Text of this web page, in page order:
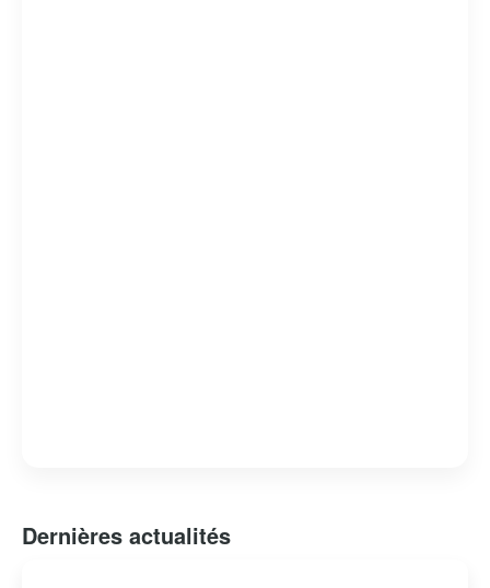
Dernières actualités